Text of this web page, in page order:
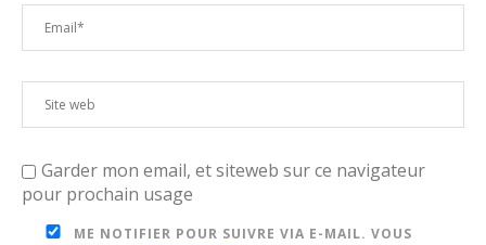
Garder mon email, et siteweb sur ce navigateur
pour prochain usage
ME NOTIFIER POUR SUIVRE VIA E-MAIL. VOUS